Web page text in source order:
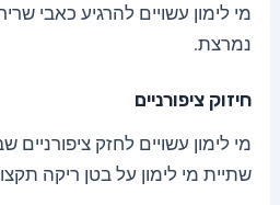
מי לימון עשויים להרגיע כאבי
נמרצת.
חיזוק ציפורניים
מי לימון עשויים לחזק ציפורניים
שתיית מי לימון על בטן ריקה